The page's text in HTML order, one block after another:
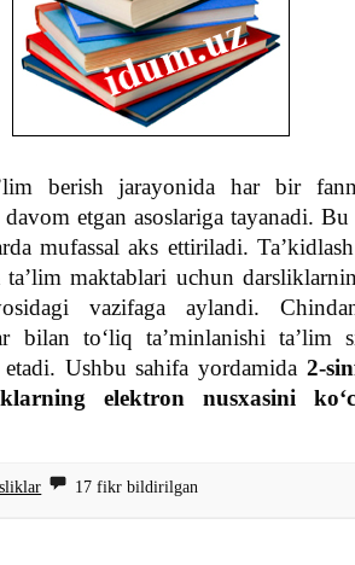
berish jarayonida har bir
etgan asoslariga tayanadi. Bu
mufassal aks ettiriladi.
maktablari uchun
vazifaga aylandi.
bilan to‘liq ta’minlanishi ta’lim
Ushbu sahifa yordamida 2-
elektron nusxasini
17 fikr bildirilgan